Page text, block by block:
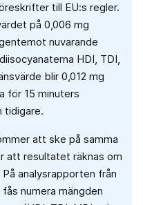
till EU:s regler.
på 0,006 mg
nuvarande
HDI, TDI,
blir 0,012 mg
för 15 minuters
tidigare.
att ske på samma
att resultatet räknas om
analysrapporten från
numera mängden